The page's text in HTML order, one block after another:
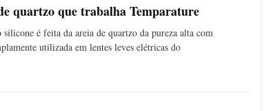
quartzo que trabalha Temparature
é feita da areia de quartzo da pureza alta com
utilizada em lentes leves elétricas do